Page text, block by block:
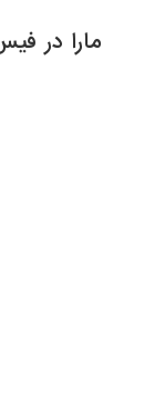
مارا در